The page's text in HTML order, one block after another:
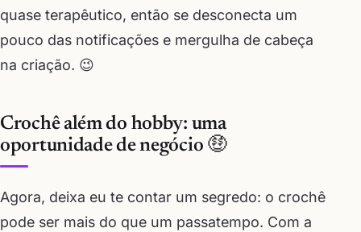
quase terapêutico, então se desconecta um
pouco das notificações e mergulha de cabeça
na criação. 😉
Crochê além do hobby: uma
oportunidade de negócio 🤑
Agora, deixa eu te contar um segredo: o crochê
pode ser mais do que um passatempo. Com a